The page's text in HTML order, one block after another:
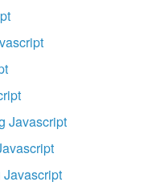
Javascript